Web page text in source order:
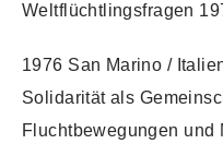
Weltflüchtlingsfragen
1976 San Marino /
Solidarität als
Fluchtbewegungen und